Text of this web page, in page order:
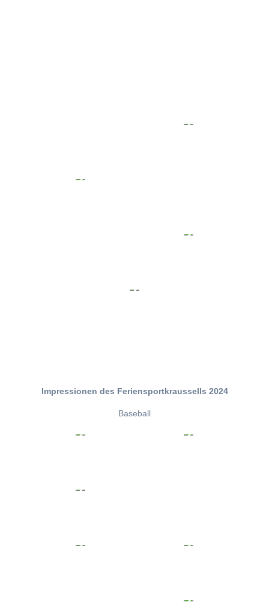
Impressionen des Feriensportkraussells 2024
Baseball